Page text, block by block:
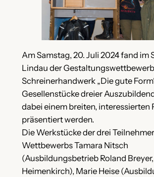
Am Samstag, 20. Juli 2024 fand im
Lindau der
Schreinerhandwerk „Die gute
Gesellenstücke dreier
dabei einem breiten, interessierten
präsentiert werden.
Die Werkstücke der drei
Wettbewerbs Tamara Nitsch
(Ausbildungsbetrieb Roland Breyer,
Heimenkirch), Marie Heise